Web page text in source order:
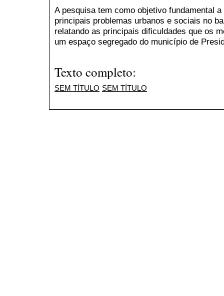
A pesquisa tem como objetivo fundamental
principais problemas urbanos e sociais no
relatando as principais dificuldades que os
um espaço segregado do município de
Texto completo:
SEM TÍTULO SEM TÍTULO